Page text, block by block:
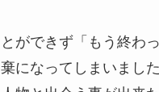
ができず「もう終わ
になってしまいまし